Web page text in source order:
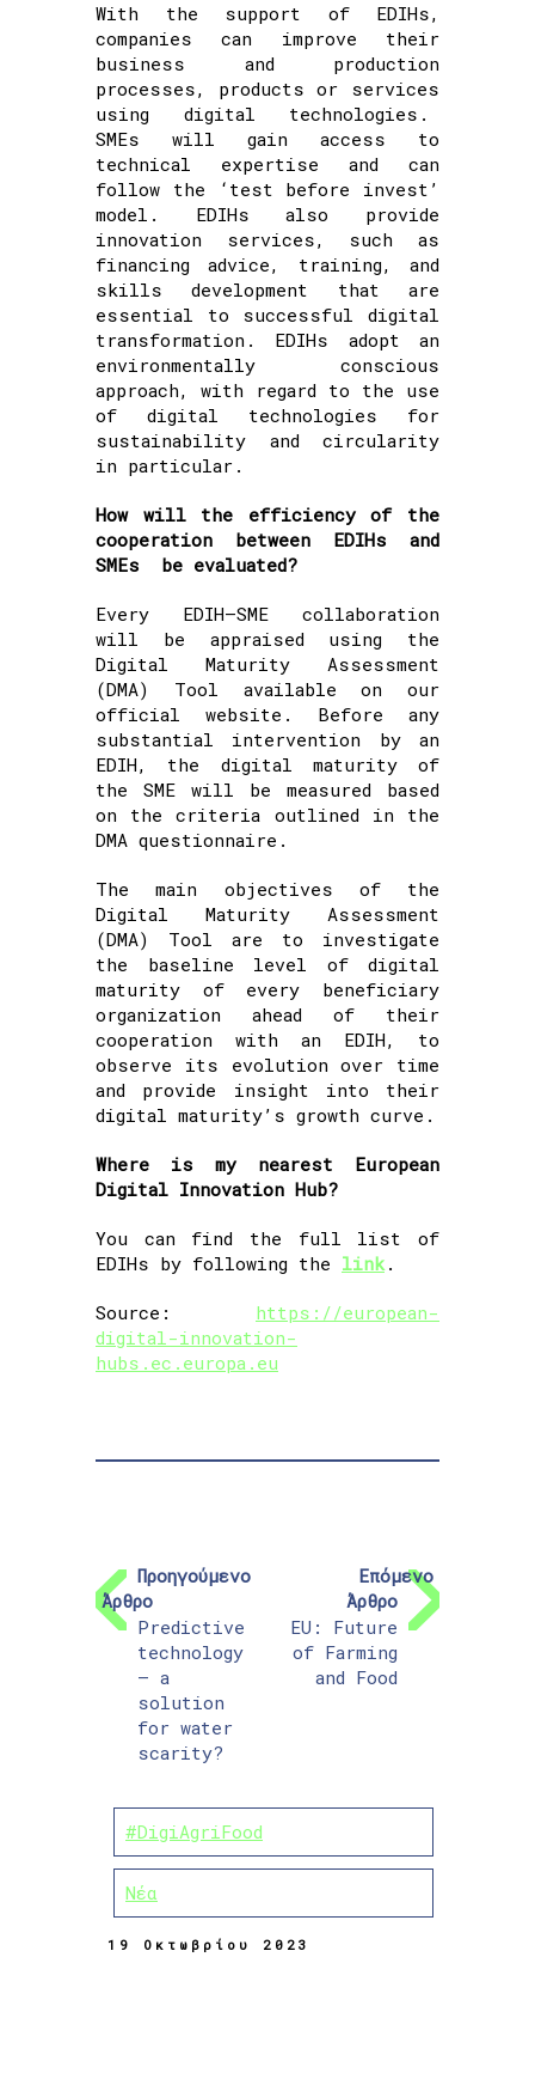
With the support of EDIHs,
companies can improve their
business and production
processes, products or services
using digital technologies.
SMEs will gain access to
technical expertise and can
follow the ‘test before invest’
model. EDIHs also provide
innovation services, such as
financing advice, training, and
skills development that are
essential to successful digital
transformation. EDIHs adopt an
environmentally conscious
approach, with regard to the use
of digital technologies for
sustainability and circularity
in particular.
How will the efficiency of the
cooperation between EDIHs and
SMEs be evaluated?
Every EDIH–SME collaboration
will be appraised using the
Digital Maturity Assessment
(DMA) Tool available on our
official website. Before any
substantial intervention by an
EDIH, the digital maturity of
the SME will be measured based
on the criteria outlined in the
DMA questionnaire.
The main objectives of the
Digital Maturity Assessment
(DMA) Tool are to investigate
the baseline level of digital
maturity of every beneficiary
organization ahead of their
cooperation with an EDIH, to
observe its evolution over time
and provide insight into their
digital maturity’s growth curve.
Where is my nearest European
Digital Innovation Hub?
You can find the full list of
EDIHs by following the link.
Source: https://european-
digital-innovation-
hubs.ec.europa.eu
Προηγούμενο
Άρθρο
Predictive
technology
– a
solution
for water
scarity?
Επόμενο
Άρθρο
EU: Future
of Farming
and Food
#DigiAgriFood
Νέα
19 Οκτωβρίου 2023